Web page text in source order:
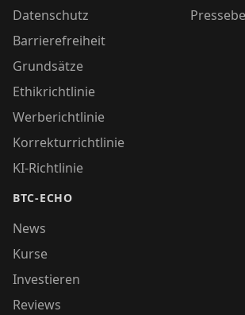
Datenschutz
Barrierefreiheit
Grundsätze
Ethikrichtlinie
Werberichtlinie
Korrekturrichtlinie
KI-Richtlinie
BTC-ECHO
News
Kurse
Investieren
Reviews